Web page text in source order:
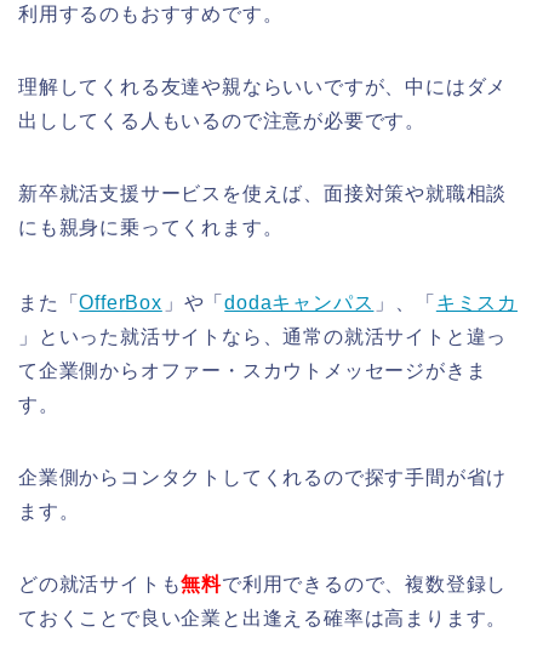
利用するのもおすすめです。
理解してくれる友達や親ならいいですが、中にはダメ
出ししてくる人もいるので注意が必要です。
新卒就活支援サービスを使えば、面接対策や就職相談
にも親身に乗ってくれます。
また「OfferBox 」や「dodaキャンパス 」、「 キミスカ
」といった就活サイトなら、通常の就活サイトと違っ
て企業側からオファー・スカウトメッセージがきま
す。
企業側からコンタクトしてくれるので探す手間が省け
ます。
どの就活サイトも無料で利用できるので、複数登録し
ておくことで良い企業と出逢える確率は高まります。